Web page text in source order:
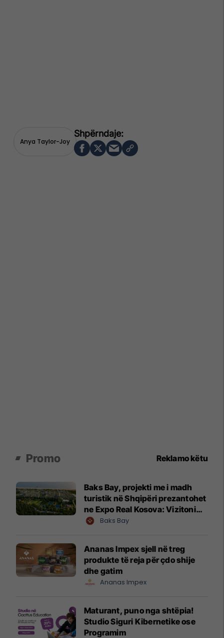
Anya Taylor-Joy
Promo Reklamo këtu
Baks Bay, projekti me i madh
turistik në Shqipëri prezantohet
ne Expo Real Kosova: Vizitoni
shtandin dhe zbuloni
Baks Bay
Ananas Impex sjell në treg
produkte të reja për çdo shije
dhe gatim
Ananas Impex
Maturant, puno nga shtëpia!
Studio Siguri Kibernetike ose
Programim